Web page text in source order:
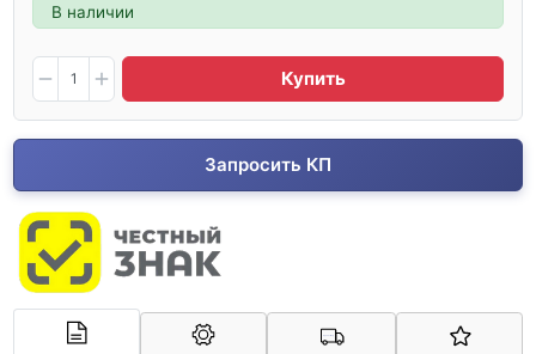
В наличии
Купить
Запросить КП